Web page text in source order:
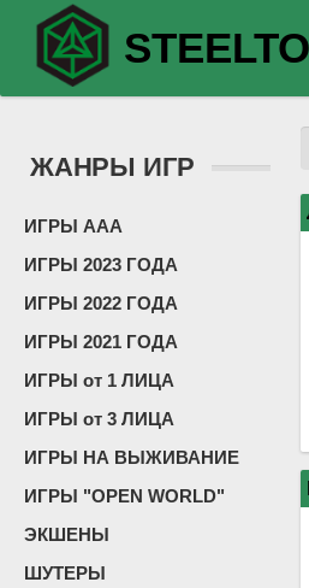
ЖАНРЫ ИГР
ИГРЫ ААА
ИГРЫ 2023 ГОДА
ИГРЫ 2022 ГОДА
ИГРЫ 2021 ГОДА
ИГРЫ от 1 ЛИЦА
ИГРЫ от 3 ЛИЦА
ИГРЫ НА ВЫЖИВАНИЕ
ИГРЫ "OPEN WORLD"
ЭКШЕНЫ
ШУТЕРЫ